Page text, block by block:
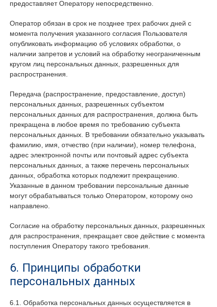
предоставляет Оператору непосредственно.
Оператор обязан в срок не позднее трех рабочих дней с
момента получения указанного согласия Пользователя
опубликовать информацию об условиях обработки, о
наличии запретов и условий на обработку неограниченным
кругом лиц персональных данных, разрешенных для
распространения.
Передача (распространение, предоставление, доступ)
персональных данных, разрешенных субъектом
персональных данных для распространения, должна быть
прекращена в любое время по требованию субъекта
персональных данных. В требовании обязательно указывать
фамилию, имя, отчество (при наличии), номер телефона,
адрес электронной почты или почтовый адрес субъекта
персональных данных, а также перечень персональных
данных, обработка которых подлежит прекращению.
Указанные в данном требовании персональные данные
могут обрабатываться только Оператором, которому оно
направлено.
Согласие на обработку персональных данных, разрешенных
для распространения, прекращает свое действие с момента
поступления Оператору такого требования.
6. Принципы обработки
персональных данных
6.1. Обработка персональных данных осуществляется в